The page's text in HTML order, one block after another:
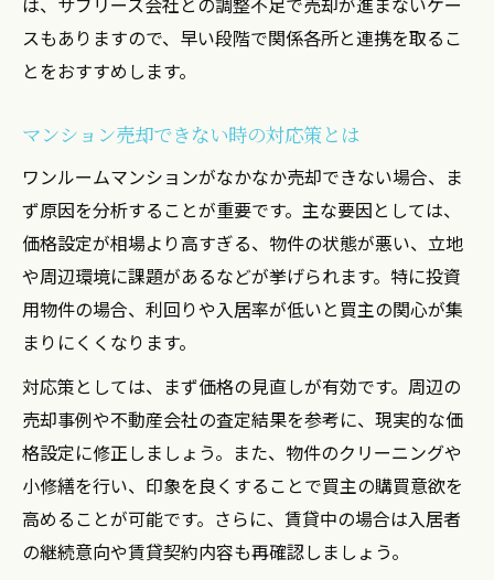
スもありますので、早い段階で関係各所と連携を取るこ
とをおすすめします。
マンション売却できない時の対応策とは
ワンルームマンションがなかなか売却できない場合、ま
ず原因を分析することが重要です。主な要因としては、
価格設定が相場より高すぎる、物件の状態が悪い、立地
や周辺環境に課題があるなどが挙げられます。特に投資
用物件の場合、利回りや入居率が低いと買主の関心が集
まりにくくなります。
対応策としては、まず価格の見直しが有効です。周辺の
売却事例や不動産会社の査定結果を参考に、現実的な価
格設定に修正しましょう。また、物件のクリーニングや
小修繕を行い、印象を良くすることで買主の購買意欲を
高めることが可能です。さらに、賃貸中の場合は入居者
の継続意向や賃貸契約内容も再確認しましょう。